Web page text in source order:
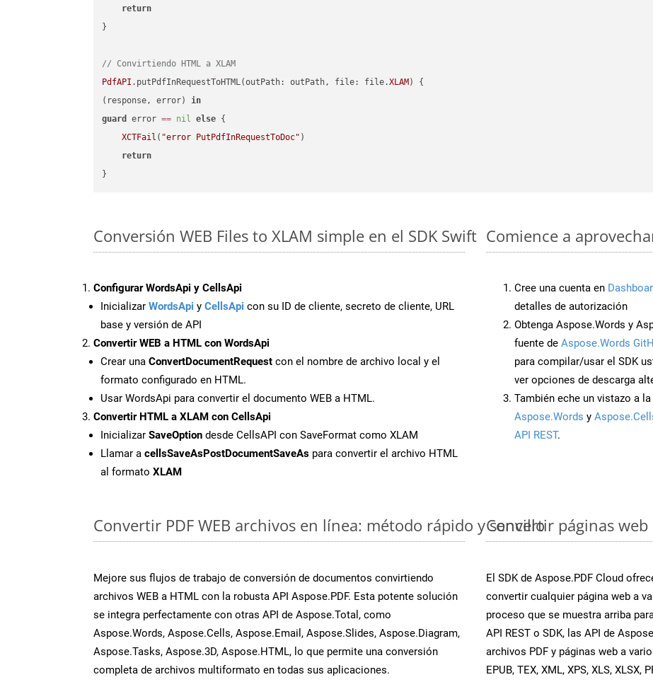
return
}
// Convirtiendo HTML a XLAM
PdfAPI .putPdfInRequestToHTML(outPath: outPath, file: file.XLAM ) {
(response, error) in
guard
error == nil else {
XCTFail ( "error PutPdfInRequestToDoc" )
return
Conversión WEB Files to XLAM simple en el SDK Swift
Configurar WordsApi y CellsApi
Inicializar WordsApi y CellsApi con su ID de cliente, secreto de cliente, URL
base y versión de API
Convertir WEB a HTML con WordsApi
Crear una ConvertDocumentRequest con el nombre de archivo local y el
formato configurado en HTML.
Usar WordsApi para convertir el documento WEB a HTML.
Convertir HTML a XLAM con CellsApi
Inicializar SaveOption desde CellsAPI con SaveFormat como XLAM
Llamar a cellsSaveAsPostDocumentSaveAs para convertir el archivo HTML
al formato XLAM
Comience a
Cree una cuenta en
detalles de autorización
Obtenga Aspose.Words y
fuente de Aspose.Words
para compilar/usar el SDK
ver opciones de descarga
También eche un vistazo a
Aspose.Words y
API REST.
Convertir PDF WEB archivos en línea: método rápido y sencillo
Mejore sus flujos de trabajo de conversión de documentos convirtiendo
archivos WEB a HTML con la robusta API Aspose.PDF. Esta potente solución
se integra perfectamente con otras API de Aspose.Total, como
Aspose.Words, Aspose.Cells, Aspose.Email, Aspose.Slides, Aspose.Diagram,
Aspose.Tasks, Aspose.3D, Aspose.HTML, lo que permite una conversión
completa de archivos multiformato en todas sus aplicaciones.
Convertir páginas
El SDK de Aspose.PDF Cloud
convertir cualquier página web a
proceso que se muestra arriba
API REST o SDK, las API de
archivos PDF y páginas web a
EPUB, TEX, XML, XPS, XLS, XLSX,